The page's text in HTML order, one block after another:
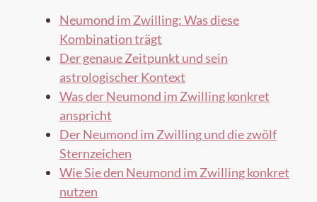
Neumond im Zwilling: Was diese
Kombination trägt
Der genaue Zeitpunkt und sein
astrologischer Kontext
Was der Neumond im Zwilling konkret
anspricht
Der Neumond im Zwilling und die zwölf
Sternzeichen
Wie Sie den Neumond im Zwilling konkret
nutzen